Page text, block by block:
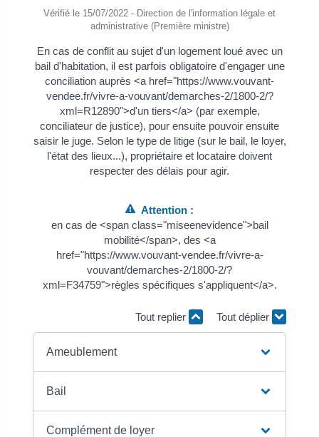
Vérifié le 15/07/2022 - Direction de l'information légale et
administrative (Première ministre)
En cas de conflit au sujet d'un logement loué avec un
bail d'habitation, il est parfois obligatoire d'engager une
conciliation auprès <a href="https://www.vouvant-
vendee.fr/vivre-a-vouvant/demarches-2/1800-2/?
xml=R12890">d'un tiers</a> (par exemple,
conciliateur de justice), pour ensuite pouvoir ensuite
saisir le juge. Selon le type de litige (sur le bail, le loyer,
l'état des lieux...), propriétaire et locataire doivent
respecter des délais pour agir.
Attention :
en cas de <span class="miseenevidence">bail
mobilité</span>, des <a
href="https://www.vouvant-vendee.fr/vivre-a-
vouvant/demarches-2/1800-2/?
xml=F34759">règles spécifiques s'appliquent</a>.
Tout replier Tout déplier
Ameublement
Bail
Complément de loyer